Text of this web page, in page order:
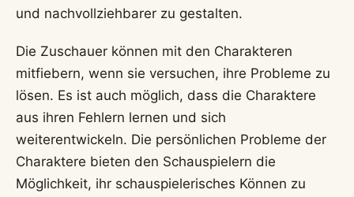
und nachvollziehbarer zu gestalten.
Die Zuschauer können mit den Charakteren
mitfiebern, wenn sie versuchen, ihre Probleme zu
lösen. Es ist auch möglich, dass die Charaktere
aus ihren Fehlern lernen und sich
weiterentwickeln. Die persönlichen Probleme der
Charaktere bieten den Schauspielern die
Möglichkeit, ihr schauspielerisches Können zu